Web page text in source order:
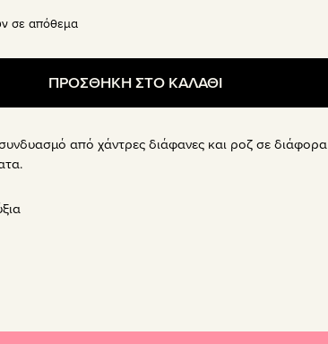
σε απόθεμα
ΠΡΟΣΘΗΚΗ ΣΤΟ ΚΑΛΑΘΙ
από χάντρες διάφανες και ροζ σε διάφορα